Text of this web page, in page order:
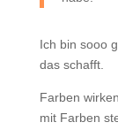
Ich bin sooo
das schafft.
Farben
mit Farben